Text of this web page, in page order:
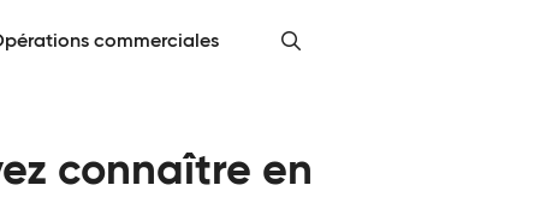
commerciales
connaître en